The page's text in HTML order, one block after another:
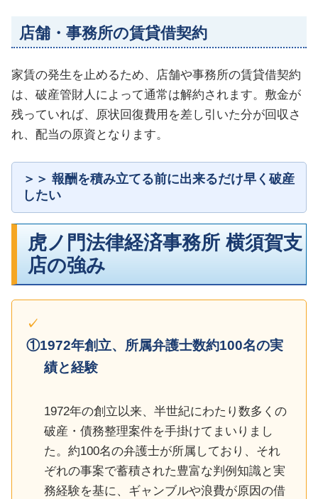
店舗・事務所の賃貸借契約
家賃の発生を止めるため、店舗や事務所の賃貸借契約
は、破産管財人によって通常は解約されます。敷金が
残っていれば、原状回復費用を差し引いた分が回収さ
れ、配当の原資となります。
報酬を積み立てる前に出来るだけ早く破産
したい
虎ノ門法律経済事務所 横須賀支
店の強み
①1972年創立、所属弁護士数約100名の実
績と経験
1972年の創立以来、半世紀にわたり数多くの
破産・債務整理案件を手掛けてまいりまし
た。約100名の弁護士が所属しており、それ
ぞれの事案で蓄積された豊富な判例知識と実
務経験を基に、ギャンブルや浪費が原因の借